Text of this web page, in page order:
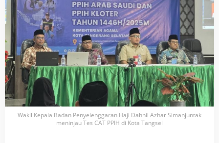
Wakil Kepala Badan Penyelenggaran Haji Dahnil Azhar Simanjuntak
meninjau Tes CAT PPIH di Kota Tangsel